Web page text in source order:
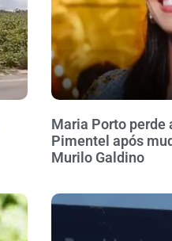
Maria Porto perde
Pimentel após
Murilo Galdino